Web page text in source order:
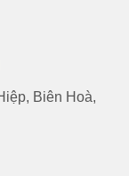
Biên Hoà,